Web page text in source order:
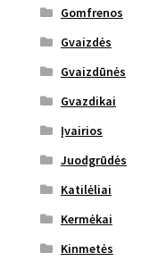
Gomfrenos
Gvaizdės
Gvaizdūnės
Gvazdikai
Įvairios
Juodgrūdės
Katilėliai
Kermėkai
Kinmetės